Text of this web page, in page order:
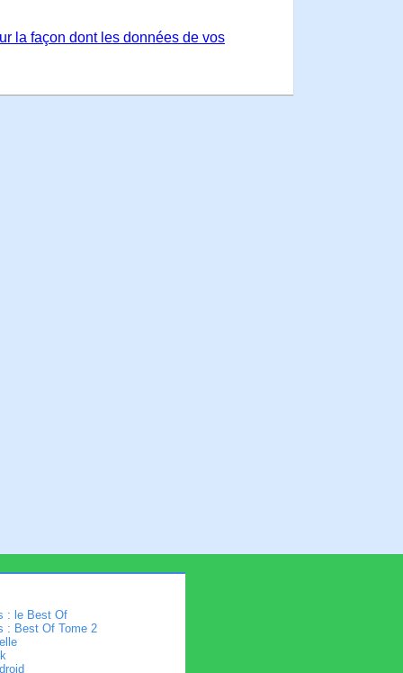
la façon dont les données de vos
: le Best Of
: Best Of Tome 2